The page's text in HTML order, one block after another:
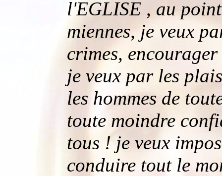
l'EGLISE , au
miennes, je veux
crimes,
je veux par les
les hommes de
toute moindre
tous ! je veux
conduire tout le